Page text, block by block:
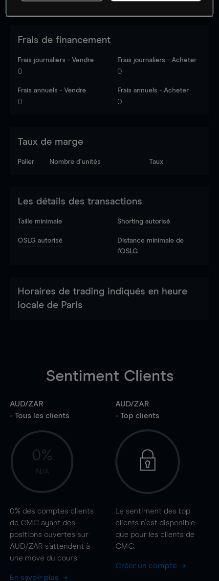
Frais de financement
Frais journaliers - Vendre
0
Frais journaliers - Acheter
0
Frais annuels - Vendre
0
Frais annuels - Acheter
0
Taux de marge
Palier Nombre d’unités Taux
Les détails des transactions
Taille minimale Shorting autorisé
OSLG autorisé
Distance minimale de
l'OSLG
Horaires de trading indiqués en heure
locale de Paris
Sentiment Clients
AUD/ZAR
- Tous les clients
0%
N/A
0% des comptes clients
de CMC ayant des
positions ouvertes sur
AUD/ZAR s'attendent à
une move du cours.
En savoir plus
AUD/ZAR
- Top clients
Le sentiment des top
clients n'est disponible
que pour les clients de
CMC.
Créer un compte